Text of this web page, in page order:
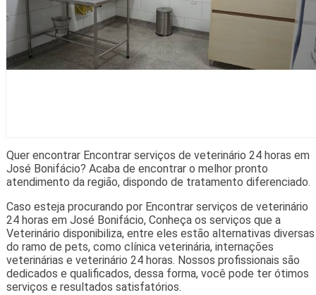
Quer encontrar Encontrar serviços de veterinário 24 horas em
José Bonifácio? Acaba de encontrar o melhor pronto
atendimento da região, dispondo de tratamento diferenciado.
Caso esteja procurando por Encontrar serviços de veterinário
24 horas em José Bonifácio, Conheça os serviços que a
Veterinário disponibiliza, entre eles estão alternativas diversas
do ramo de pets, como clínica veterinária, internações
veterinárias e veterinário 24 horas. Nossos profissionais são
dedicados e qualificados, dessa forma, você pode ter ótimos
serviços e resultados satisfatórios.